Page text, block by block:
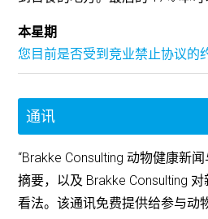
本星期
您目前是否受到竞业禁止协议的
通讯
“Brakke Consulting 动物健康新
摘要，以及 Brakke Consulting
看法。该通讯免费提供给参与动